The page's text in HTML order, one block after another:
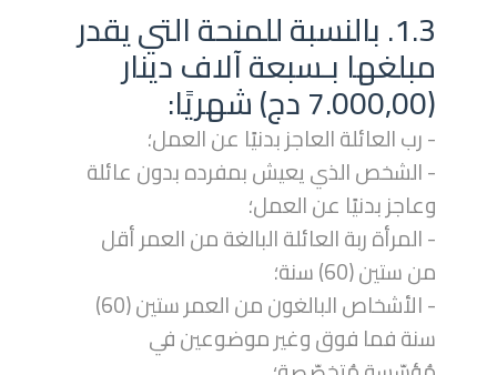
1.3. بالنسبة للمنحة التي يقدر
مبلغها بـسبعة آلاف دينار
(7.000,00 دج) شهريًا:
- رب العائلة العاجز بدنيًا عن العمل؛
- الشخص الذي يعيش بمفرده بدون عائلة
وعاجز بدنيًا عن العمل؛
- المرأة ربة العائلة البالغة من العمر أقل
من ستين (60) سنة؛
- الأشخاص البالغون من العمر ستين (60)
سنة فما فوق وغير موضوعين في